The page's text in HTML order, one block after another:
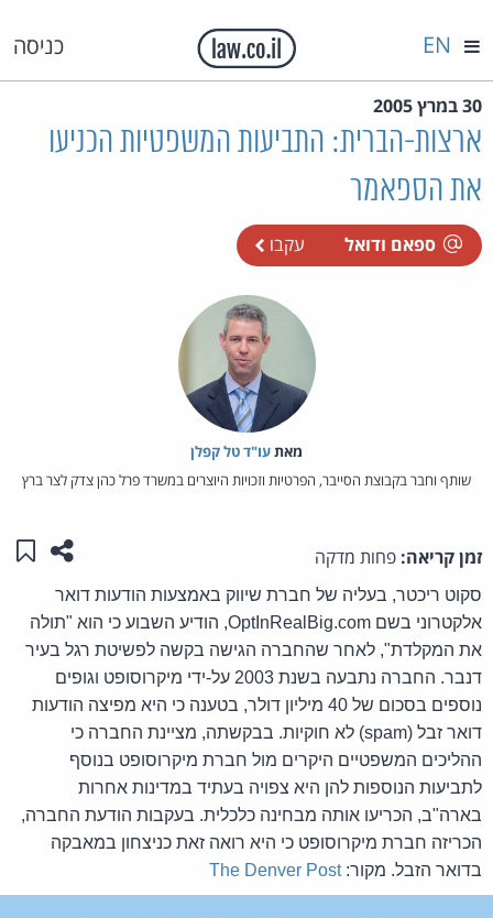
כניסה EN
30 במרץ 2005
ארצות-הברית: התביעות המשפטיות הכניעו
את הספאמר
ספאם ודואל עקבו
מאת‏עו"ד טל קפלן
שותף וחבר בקבוצת הסייבר, הפרטיות וזכויות היוצרים במשרד פרל כהן צדק לצר ברץ
זמן קריאה: פחות מדקה שתפו
סקוט ריכטר, בעליה של חברת שיווק באמצעות הודעות דואר
אלקטרוני בשם OptInRealBig.com, הודיע השבוע כי הוא "תולה
את המקלדת", לאחר שהחברה הגישה בקשה לפשיטת רגל בעיר
דנבר. החברה נתבעה בשנת 2003 על-ידי מיקרוסופט וגופים
נוספים בסכום של 40 מיליון דולר, בטענה כי היא מפיצה הודעות
דואר זבל (spam) לא חוקיות. בבקשתה, מציינת החברה כי
ההליכים המשפטיים היקרים מול חברת מיקרוסופט בנוסף
לתביעות הנוספות להן היא צפויה בעתיד במדינות אחרות
בארה"ב, הכריעו אותה מבחינה כלכלית. בעקבות הודעת החברה,
הכריזה חברת מיקרוסופט כי היא רואה זאת כניצחון במאבקה
בדואר הזבל. מקור:The Denver Post